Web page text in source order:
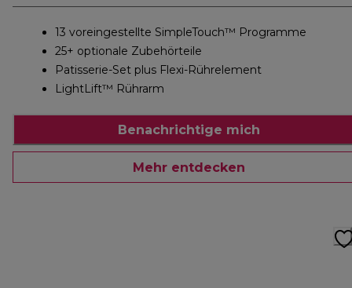
13 voreingestellte SimpleTouch™ Programme
25+ optionale Zubehörteile
Patisserie-Set plus Flexi-Rührelement
LightLift™ Rührarm
Benachrichtige mich
Mehr entdecken